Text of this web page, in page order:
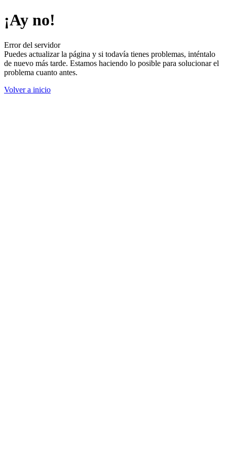
¡Ay no!
Error del servidor
Puedes actualizar la página y si todavía tienes problemas, inténtalo
de nuevo más tarde. Estamos haciendo lo posible para solucionar el
problema cuanto antes.
Volver a inicio